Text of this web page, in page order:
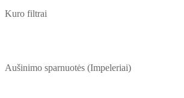
Kuro filtrai
Aušinimo sparnuotės (Impeleriai)